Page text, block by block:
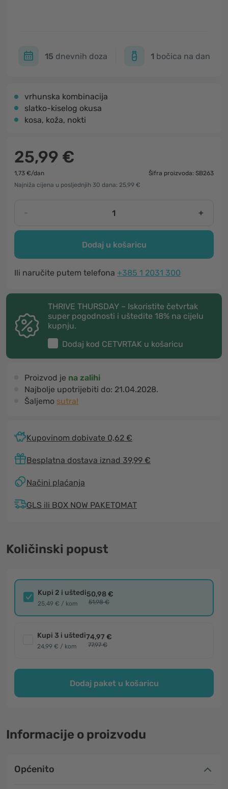
15 dnevnih doza 1 bočica na dan
vrhunska kombinacija
slatko-kiselog okusa
kosa, koža, nokti
25,99 €
1,73 €/dan
Šifra proizvoda: SB263
Najniža cijena u posljednjih 30 dana: 25,99 €
- +
Dodaj u košaricu
Ili naručite putem telefona +385 1 2031 300
THRIVE THURSDAY – Iskoristite četvrtak
super pogodnosti i uštedite 18% na cijelu
kupnju.
Dodaj kod CETVRTAK u košaricu
Proizvod je na zalihi
Najbolje upotrijebiti do: 21.04.2028.
Šaljemo sutra!
Kupovinom dobivate 0,62 €
Besplatna dostava iznad 39,99 €
Načini plaćanja
GLS ili BOX NOW PAKETOMAT
Količinski popust
Kupi 2 i uštedi
25,49 € / kom
50,98 €
51,98 €
Kupi 3 i uštedi
24,99 € / kom
74,97 €
77,97 €
Dodaj paket u košaricu
Informacije o proizvodu
Općenito